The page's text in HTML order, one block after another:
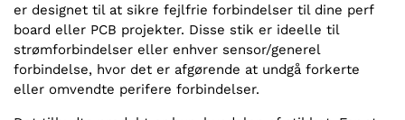
er designet til at sikre fejlfrie forbindelser til dine perf
board eller PCB projekter. Disse stik er ideelle til
strømforbindelser eller enhver sensor/generel
forbindelse, hvor det er afgørende at undgå forkerte
eller omvendte perifere forbindelser.